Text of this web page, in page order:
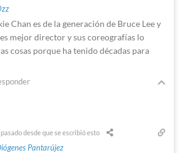
Chan es de la generación de Bruce Lee y
mejor director y sus coreografías lo
cosas porque ha tenido décadas para
pasado desde que se escribió esto
Pantarújez